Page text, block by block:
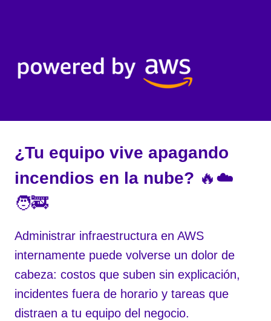
¿Tu equipo vive apagando
incendios en la nube? 🔥☁️
🧑‍🚒
Administrar infraestructura en AWS
internamente puede volverse un dolor de
cabeza: costos que suben sin explicación,
incidentes fuera de horario y tareas que
distraen a tu equipo del negocio.